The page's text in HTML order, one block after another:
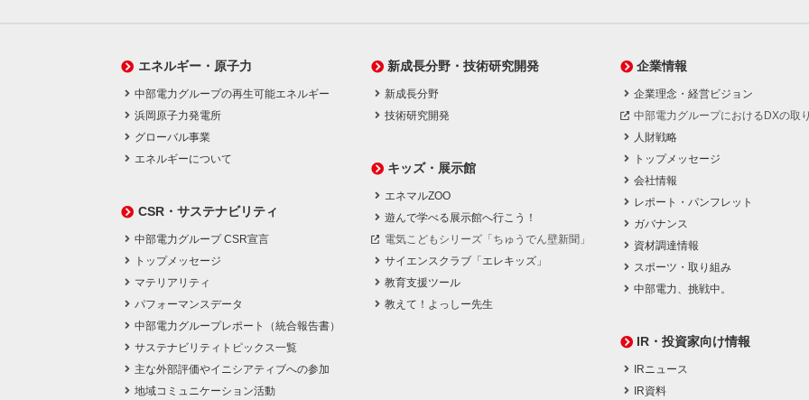
エネルギー・原子力
中部電力グループの再生可能エネルギー
浜岡原子力発電所
グローバル事業
エネルギーについて
CSR・サステナビリティ
中部電力グループ CSR宣言
トップメッセージ
マテリアリティ
パフォーマンスデータ
中部電力グループレポート（統合報告書）
サステナビリティトピックス一覧
主な外部評価やイニシアティブへの参加
地域コミュニケーション活動
新成長分野・技術研究開発
新成長分野
技術研究開発
キッズ・展示館
エネマルZOO
遊んで学べる展示館へ行こう！
電気こどもシリーズ「ちゅうでん壁新聞」
サイエンスクラブ「エレキッズ」
教育支援ツール
教えて！よっしー先生
企業情報
企業理念・経営ビジョン
中部電力グループにおけるDXの取
人財戦略
トップメッセージ
会社情報
レポート・パンフレット
ガバナンス
資材調達情報
スポーツ・取り組み
中部電力、挑戦中。
IR・投資家向け情報
IRニュース
IR資料